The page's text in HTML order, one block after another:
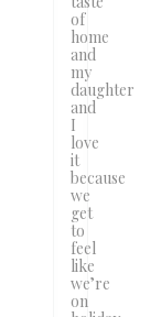
of
home
and
my
daughter
and
I
love
it
because
we
get
to
feel
like
we’re
on